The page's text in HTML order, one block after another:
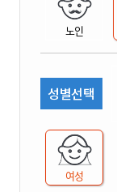
노인
성별선택
여성